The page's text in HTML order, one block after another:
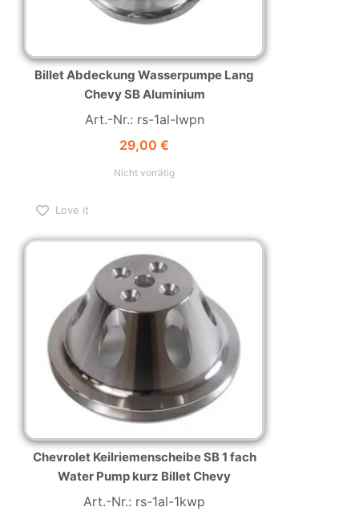
Billet Abdeckung Wasserpumpe Lang
Chevy SB Aluminium
Art.-Nr.: rs-1al-lwpn
29,00 €
Nicht vorrätig
Love it
Chevrolet Keilriemenscheibe SB 1 fach
Water Pump kurz Billet Chevy
Art.-Nr.: rs-1al-1kwp